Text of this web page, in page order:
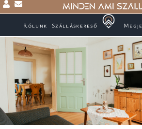
Rólunk Szálláskereső